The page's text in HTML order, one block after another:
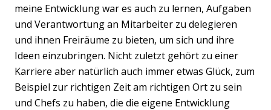
meine Entwicklung war es auch zu lernen, Aufgaben
und Verantwortung an Mitarbeiter zu delegieren
und ihnen Freiräume zu bieten, um sich und ihre
Ideen einzubringen. Nicht zuletzt gehört zu einer
Karriere aber natürlich auch immer etwas Glück, zum
Beispiel zur richtigen Zeit am richtigen Ort zu sein
und Chefs zu haben, die die eigene Entwicklung